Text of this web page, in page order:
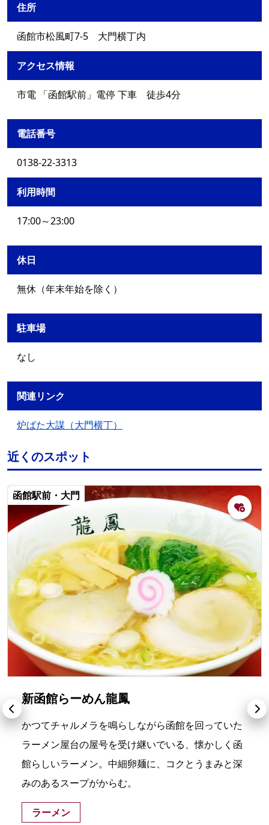
住所
函館市松風町7-5 大門横丁内
アクセス情報
市電 「函館駅前」電停 下車 徒歩4分
電話番号
0138-22-3313
利用時間
17:00～23:00
休日
無休（年末年始を除く）
駐車場
なし
関連リンク
炉ばた大謀（大門横丁）
近くのスポット
函館駅前・大門
新函館らーめん龍鳳
かつてチャルメラを鳴らしながら函館を回っていた
ラーメン屋台の屋号を受け継いでいる、懐かしく函
館らしいラーメン。中細卵麺に、コクとうまみと深
みのあるスープがからむ。
ラーメン